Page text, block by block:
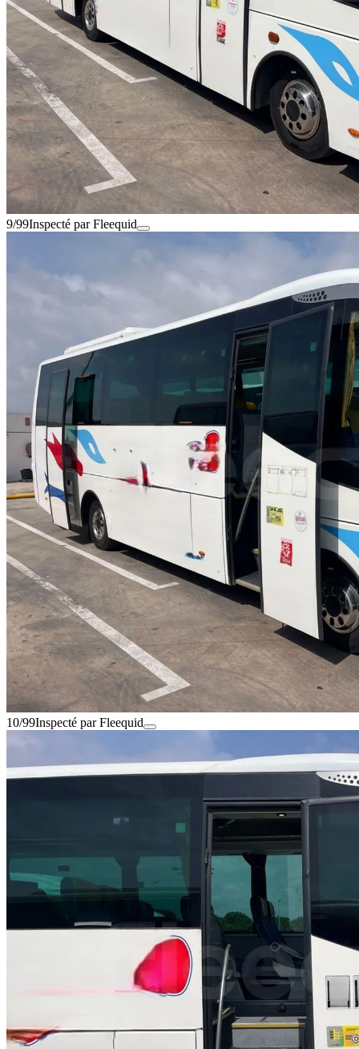
9/99Inspecté par Fleequid
10/99Inspecté par Fleequid